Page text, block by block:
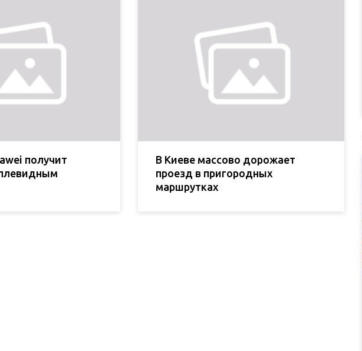
получит
В Киеве массово дорожает
проезд в пригородных
маршрутках